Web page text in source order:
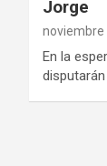
Jorge
noviembre
En la